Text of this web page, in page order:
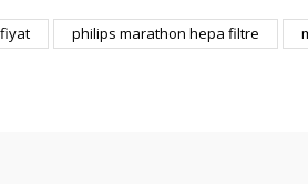
Bu ürüne ilk yorumu siz yapın!
philips marathon hepa filtre